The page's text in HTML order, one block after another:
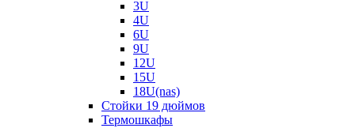
3U
4U
6U
9U
12U
15U
18U(nas)
Стойки 19 дюймов
Термошкафы